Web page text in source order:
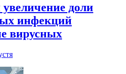
доли
инфекций
вирусных